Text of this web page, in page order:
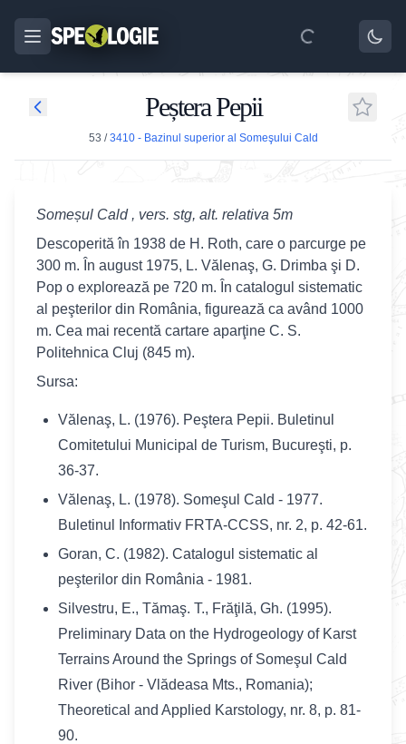
Peștera Pepii
53 /3410 - Bazinul superior al Someşului Cald
Someșul Cald , vers. stg, alt. relativa 5m
Descoperită în 1938 de H. Roth, care o parcurge pe
300 m. În august 1975, L. Vălenaş, G. Drimba şi D.
Pop o explorează pe 720 m. În catalogul sistematic
al peşterilor din România, figurează ca având 1000
m. Cea mai recentă cartare aparţine C. S.
Politehnica Cluj (845 m).
Sursa:
Vălenaş, L. (1976). Peştera Pepii. Buletinul
Comitetului Municipal de Turism, Bucureşti, p.
36-37.
Vălenaş, L. (1978). Someşul Cald - 1977.
Buletinul Informativ FRTA-CCSS, nr. 2, p. 42-61.
Goran, C. (1982). Catalogul sistematic al
peşterilor din România - 1981.
Silvestru, E., Tămaş. T., Frăţilă, Gh. (1995).
Preliminary Data on the Hydrogeology of Karst
Terrains Around the Springs of Someşul Cald
River (Bihor - Vlădeasa Mts., Romania);
Theoretical and Applied Karstology, nr. 8, p. 81-
90.